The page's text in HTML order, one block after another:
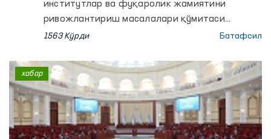
институтлар ва фуқаролик жамиятини
ривожлантириш масалалари қўмитаси
томонидан Инсон ҳуқуқлари бўйича вакил
тўғрисидаги маърузаси дастлабки тарзда
кўриб чиқилди.
1563 Кўрди Батафсил
хабар